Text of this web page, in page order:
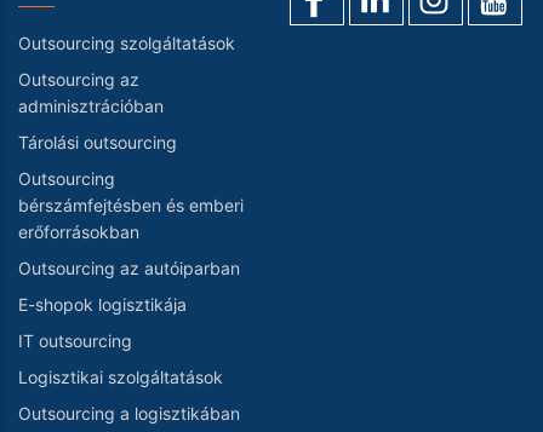
Outsourcing szolgáltatások
Outsourcing az
adminisztrációban
Tárolási outsourcing
Outsourcing
bérszámfejtésben és emberi
erőforrásokban
Outsourcing az autóiparban
E-shopok logisztikája
IT outsourcing
Logisztikai szolgáltatások
Outsourcing a logisztikában